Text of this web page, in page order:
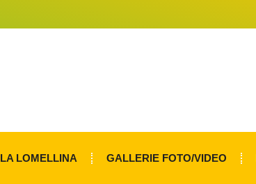
LA LOMELLINA GALLERIE FOTO/VIDEO